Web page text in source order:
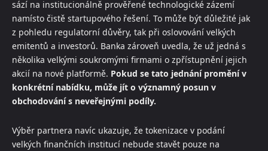
sází na institucionálně prověřené technologické zázemí
namísto čistě startupového řešení. To může být důležité jak
z pohledu regulatorní důvěry, tak při oslovování velkých
emitentů a investorů. Banka zároveň uvedla, že už jedná s
několika velkými soukromými firmami o zpřístupnění jejich
akcií na nové platformě. Pokud se tato jednání promění v
konkrétní nabídku, může jít o významný posun v
obchodování s neveřejnými podíly.
Výběr partnera navíc ukazuje, že tokenizace v podání
velkých finančních institucí nebude stavět pouze na